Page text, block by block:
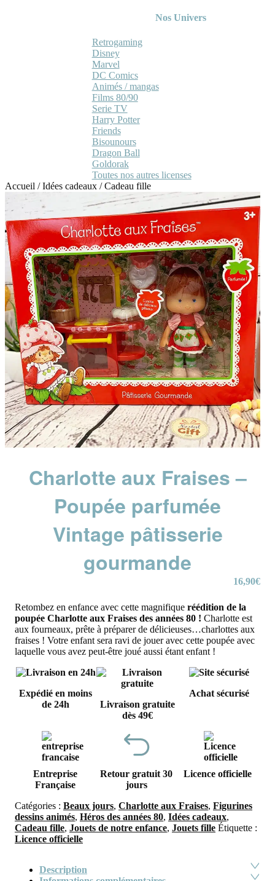
Nos Univers
Retrogaming
Disney
Marvel
DC Comics
Animés / mangas
Films 80/90
Serie TV
Harry Potter
Friends
Bisounours
Dragon Ball
Goldorak
Toutes nos autres licenses
Accueil /Idées cadeaux /Cadeau fille
Charlotte aux Fraises –
Poupée parfumée
Vintage pâtisserie
gourmande
16,90€
Retombez en enfance avec cette magnifique réédition de la
poupée Charlotte aux Fraises des années 80 ! Charlotte est
aux fourneaux, prête à préparer de délicieuses…charlottes aux
fraises ! Votre enfant sera ravi de jouer avec cette poupée avec
laquelle vous avez peut-être joué aussi étant enfant !
Expédié en moins
de 24h
Livraison gratuite
dès 49€
Achat sécurisé
Entreprise
Française
Retour gratuit 30
jours
Licence officielle
Catégories : Beaux jours, Charlotte aux Fraises, Figurines
dessins animés, Héros des années 80, Idées cadeaux,
Cadeau fille, Jouets de notre enfance, Jouets fille Étiquette :
Licence officielle
Description